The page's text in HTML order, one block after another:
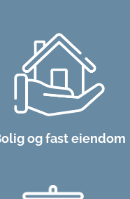
og fast eiendom